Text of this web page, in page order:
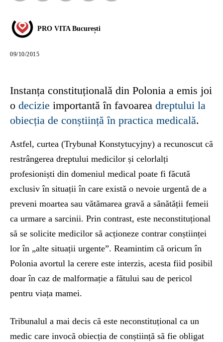
PRO VITA București
09/10/2015
Instanța constituțională din Polonia a emis joi
o decizie importantă în favoarea dreptului la
obiecția de conștiință în practica medicală.
Astfel, curtea (Trybunał Konstytucyjny) a recunoscut că
restrângerea dreptului medicilor și celorlalți
profesioniști din domeniul medical poate fi făcută
exclusiv în situații în care există o nevoie urgentă de a
preveni moartea sau vătămarea gravă a sănătății femeii
ca urmare a sarcinii. Prin contrast, este neconstituțional
să se solicite medicilor să acționeze contrar conștiinței
lor în „alte situații urgente”. Reamintim că oricum în
Polonia avortul la cerere este interzis, acesta fiid posibil
doar în caz de malformație a fătului sau de pericol
pentru viața mamei.
Tribunalul a mai decis că este neconstituțional ca un
medic care invocă obiecția de conștiință să fie obligat